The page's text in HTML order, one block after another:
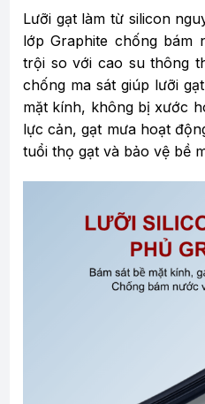
Lưỡi gạt làm từ silicon
lớp Graphite chống bám
trội so với cao su thông
chống ma sát giúp lưỡi
mặt kính, không bị xước
lực cản, gạt mưa hoạt
tuổi thọ gạt và bảo vệ bề